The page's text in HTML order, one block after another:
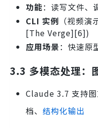
功能：读写文件、
CLI 实例 （视频
[The Verge][6])
应用场景：快速原
3.3 多模态处理：
Claude 3.7 支持
档、 结构化输出